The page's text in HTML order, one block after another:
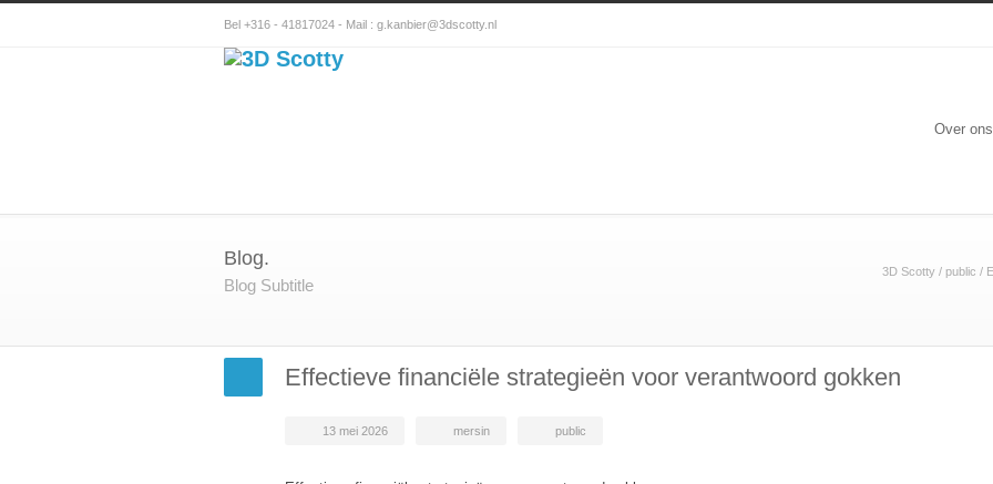
Bel +316 - 41817024 - Mail : g.kanbier@3dscotty.nl
Over ons
Blog.
Blog Subtitle
3D Scotty / public /
Effectieve financiële strategieën voor verantwoord gokken
13 mei 2026 mersin public